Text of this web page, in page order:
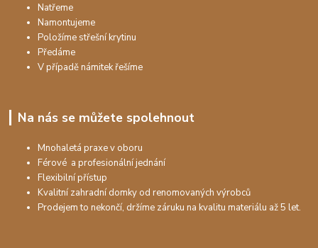
Natřeme
Namontujeme
Položíme střešní krytinu
Předáme
V případě námitek řešíme
Na nás se můžete spolehnout
Mnohaletá praxe v oboru
Férové a profesionální jednání
Flexibilní přístup
Kvalitní zahradní domky od renomovaných výrobců
Prodejem to nekončí, držíme záruku na kvalitu materiálu až 5 let.